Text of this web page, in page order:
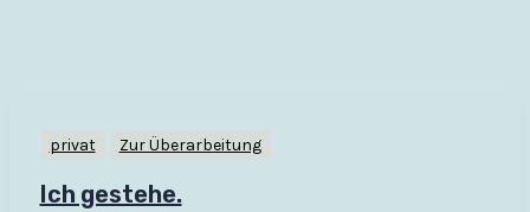
privat Zur Überarbeitung
Ich gestehe.